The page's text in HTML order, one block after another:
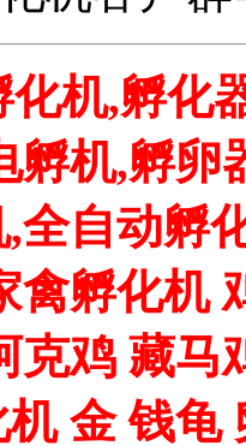
机,孵化
孵机,孵卵
全自动孵
禽孵化机
克鸡 藏马
金 钱龟